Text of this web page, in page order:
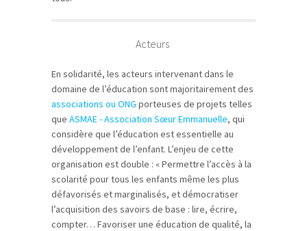
Acteurs
En solidarité, les acteurs intervenant dans le
domaine de l’éducation sont majoritairement des
associations ou ONG porteuses de projets telles
que ASMAE - Association Sœur Emmanuelle, qui
considère que l’éducation est essentielle au
développement de l’enfant. L’enjeu de cette
organisation est double : « Permettre l’accès à la
scolarité pour tous les enfants même les plus
défavorisés et marginalisés, et démocratiser
l’acquisition des savoirs de base : lire, écrire,
compter… Favoriser une éducation de qualité, la